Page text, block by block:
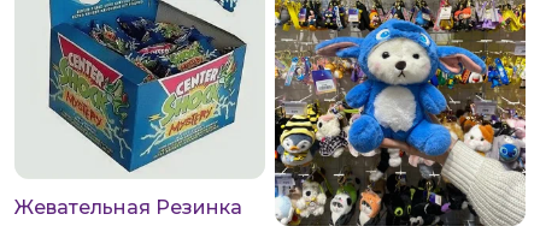
Жевательная Резинка